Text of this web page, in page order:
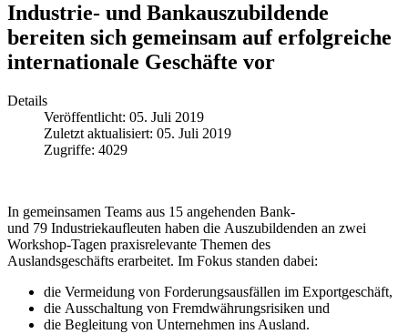
Industrie- und Bankauszubildende
bereiten sich gemeinsam auf erfolgreiche
internationale Geschäfte vor
Details
Veröffentlicht: 05. Juli 2019
Zuletzt aktualisiert: 05. Juli 2019
Zugriffe: 4029
In gemeinsamen Teams aus 15 angehenden Bank-
und 79 Industriekaufleuten haben die Auszubildenden an zwei
Workshop-Tagen praxisrelevante Themen des
Auslandsgeschäfts erarbeitet. Im Fokus standen dabei:
die Vermeidung von Forderungsausfällen im Exportgeschäft,
die Ausschaltung von Fremdwährungsrisiken und
die Begleitung von Unternehmen ins Ausland.